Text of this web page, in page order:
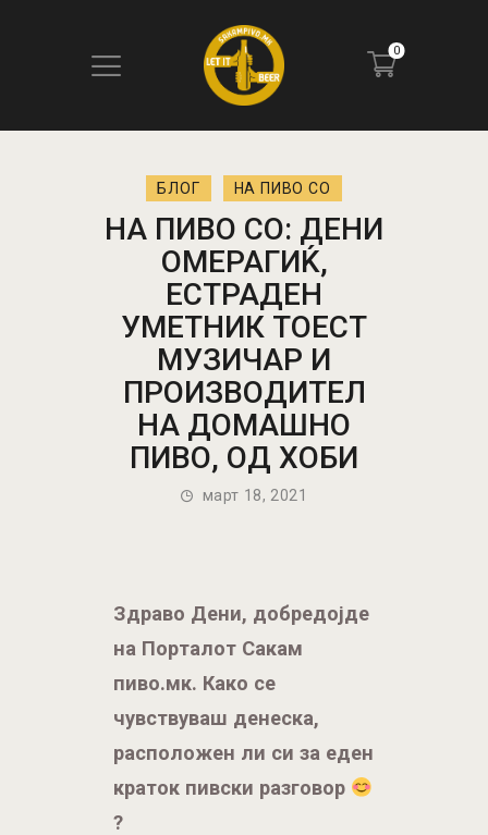
0
ПОЧЕТНА
БЛОГ
КОНТАКТ
ПИВОТЕКА
РЕЦЕНЗИИ
БЛОГ НА ПИВО СО
НА ПИВО СО: ДЕНИ
ОМЕРАГИЌ,
ЕСТРАДЕН
УМЕТНИК ТОЕСТ
МУЗИЧАР И
ПРОИЗВОДИТЕЛ
НА ДОМАШНО
ПИВО, ОД ХОБИ
март 18, 2021
Здраво Дени, добредојде
на Порталот Сакам
пиво.мк. Како се
чувствуваш денеска,
расположен ли си за еден
краток пивски разговор
?